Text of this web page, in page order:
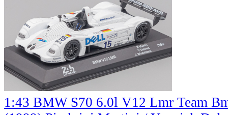
1:43 BMW S70 6.0l V12 Lmr Team